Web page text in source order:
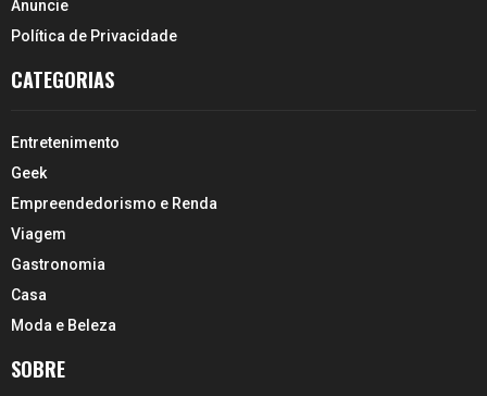
Anuncie
Política de Privacidade
CATEGORIAS
Entretenimento
Geek
Empreendedorismo e Renda
Viagem
Gastronomia
Casa
Moda e Beleza
SOBRE